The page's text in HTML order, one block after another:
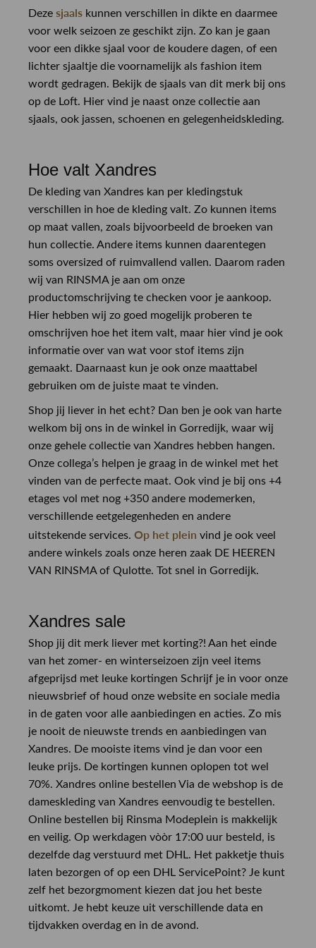
Deze sjaals kunnen verschillen in dikte en daarmee
voor welk seizoen ze geschikt zijn. Zo kan je gaan
voor een dikke sjaal voor de koudere dagen, of een
lichter sjaaltje die voornamelijk als fashion item
wordt gedragen. Bekijk de sjaals van dit merk bij ons
op de Loft. Hier vind je naast onze collectie aan
sjaals, ook jassen, schoenen en gelegenheidskleding.
Hoe valt Xandres
De kleding van Xandres kan per kledingstuk
verschillen in hoe de kleding valt. Zo kunnen items
op maat vallen, zoals bijvoorbeeld de broeken van
hun collectie. Andere items kunnen daarentegen
soms oversized of ruimvallend vallen. Daarom raden
wij van RINSMA je aan om onze
productomschrijving te checken voor je aankoop.
Hier hebben wij zo goed mogelijk proberen te
omschrijven hoe het item valt, maar hier vind je ook
informatie over van wat voor stof items zijn
gemaakt. Daarnaast kun je ook onze maattabel
gebruiken om de juiste maat te vinden.
Shop jij liever in het echt? Dan ben je ook van harte
welkom bij ons in de winkel in Gorredijk, waar wij
onze gehele collectie van Xandres hebben hangen.
Onze collega’s helpen je graag in de winkel met het
vinden van de perfecte maat. Ook vind je bij ons +4
etages vol met nog +350 andere modemerken,
verschillende eetgelegenheden en andere
uitstekende services. Op het plein vind je ook veel
andere winkels zoals onze heren zaak DE HEEREN
VAN RINSMA of Qulotte. Tot snel in Gorredijk.
Xandres sale
Shop jij dit merk liever met korting?! Aan het einde
van het zomer- en winterseizoen zijn veel items
afgeprijsd met leuke kortingen Schrijf je in voor onze
nieuwsbrief of houd onze website en sociale media
in de gaten voor alle aanbiedingen en acties. Zo mis
je nooit de nieuwste trends en aanbiedingen van
Xandres. De mooiste items vind je dan voor een
leuke prijs. De kortingen kunnen oplopen tot wel
70%. Xandres online bestellen Via de webshop is de
dameskleding van Xandres eenvoudig te bestellen.
Online bestellen bij Rinsma Modeplein is makkelijk
en veilig. Op werkdagen vòòr 17:00 uur besteld, is
dezelfde dag verstuurd met DHL. Het pakketje thuis
laten bezorgen of op een DHL ServicePoint? Je kunt
zelf het bezorgmoment kiezen dat jou het beste
uitkomt. Je hebt keuze uit verschillende data en
tijdvakken overdag en in de avond.